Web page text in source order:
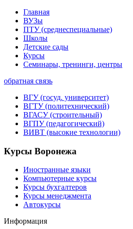
Главная
ВУЗы
ПТУ (среднеспециальные)
Школы
Детские сады
Курсы
Семинары, тренинги, центры
обратная связь
ВГУ (госуд. университет)
ВГТУ (политехнический)
ВГАСУ (строительный)
ВГПУ (педагогический)
ВИВТ (высокие технологии)
Курсы Воронежа
Иностранные языки
Компьютерные курсы
Курсы бухгалтеров
Курсы менеджмента
Автокурсы
Информация